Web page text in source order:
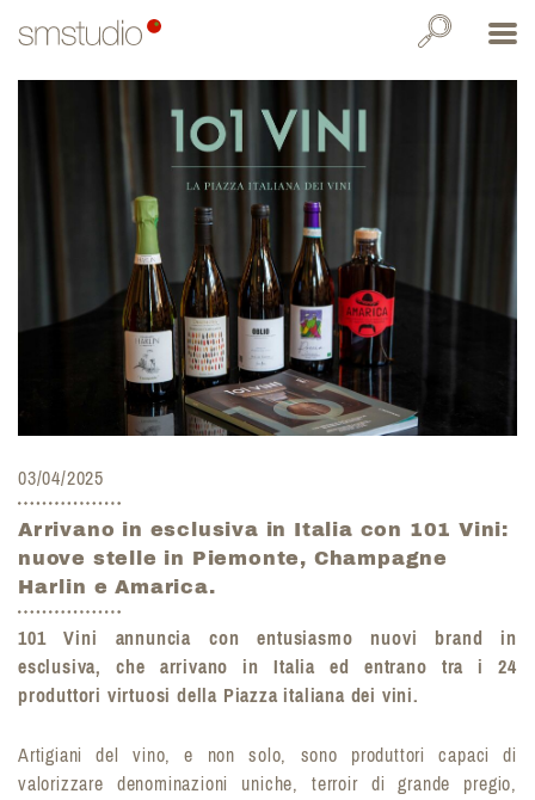
03/04/2025
Arrivano in esclusiva in Italia con 101 Vini:
nuove stelle in Piemonte, Champagne
Harlin e Amarica.
101 Vini annuncia con entusiasmo nuovi brand in
esclusiva, che arrivano in Italia ed entrano tra i 24
produttori virtuosi della Piazza italiana dei vini.
Artigiani del vino, e non solo, sono produttori capaci di
valorizzare denominazioni uniche, terroir di grande pregio,